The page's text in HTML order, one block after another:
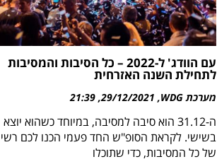
עם הוודג' ל-2022 – כל הסיבות והמסיבות
לתחילת השנה האזרחית
מערכת WDG 29/12/2021
21:39
ה-31.12 הוא סיבה למסיבה, במיוחד כשהוא יוצא
בשישי. לקראת הסופ"ש החד פעמי הכנו לכם
של כל המסיבות, כדי שתוכלו